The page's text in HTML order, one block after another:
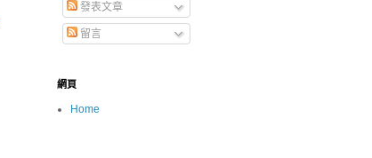
發表文章
留言
網頁
Home